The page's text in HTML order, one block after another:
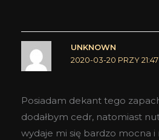
UNKNOWN
2020-03-20 PRZY 21:47
Posiadam dekant tego
dodałbym cedr, natomiast
wydaje mi się bardzo mocna i